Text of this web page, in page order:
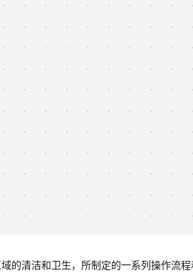
的清洁和卫生，所制定的一系列操作流